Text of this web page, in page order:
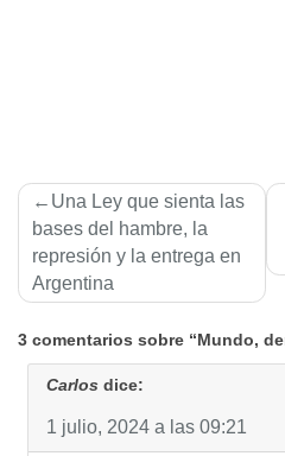
Navegación
de
entradas
Una Ley que sienta las
bases del hambre, la
represión y la entrega en
Argentina
3 comentarios sobre “Mundo,
Carlos dice:
1 julio, 2024 a las 09:21